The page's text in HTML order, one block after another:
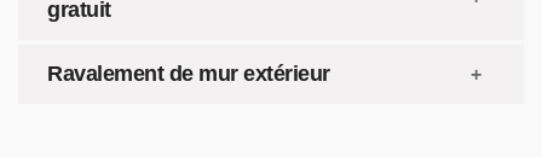
gratuit
Ravalement de mur extérieur